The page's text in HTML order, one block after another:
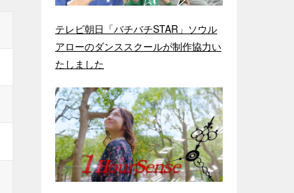
テレビ朝日「バチバチSTAR」ソウル
アローのダンススクールが制作協力い
たしました